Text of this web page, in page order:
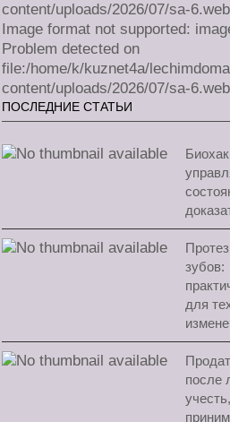
content/uploads/2026/07/sa-
Image format not supported:
Problem detected on
file:/home/k/kuznet4a/
content/uploads/2026/07/sa-
ПОСЛЕДНИЕ СТАТЬИ
зубов:
для
после